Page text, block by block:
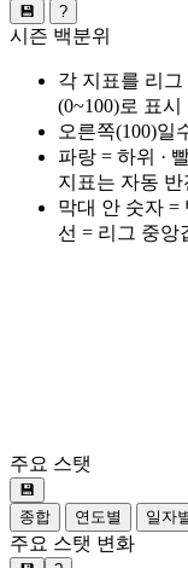
💾 ?
시즌 백분위
각 지표를 리
(0~100)로 표시
오른쪽(100)일
파랑 = 하위 ·
지표는 자동 반
막대 안 숫자 =
선 = 리그 중앙
주요 스탯
💾
종합
연도별 일자
주요 스탯 변화